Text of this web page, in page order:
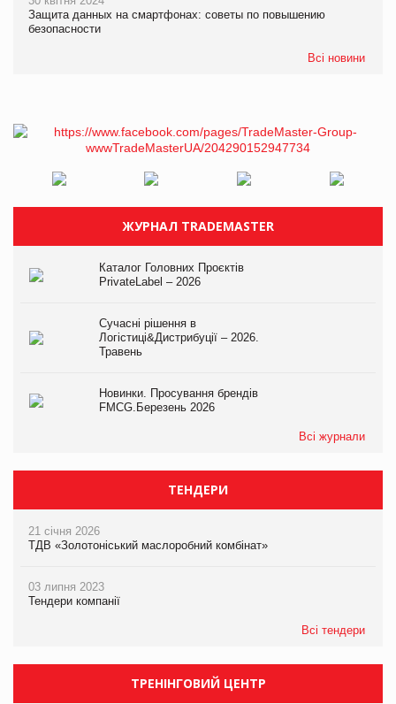
Защита данных на смартфонах: советы по повышению
безопасности
Всі новини
ЖУРНАЛ TRADEMASTER
Каталог Головних Проєктів
PrivateLabel – 2026
Сучасні рішення в
Логістиці&Дистрибуції – 2026.
Травень
Новинки. Просування брендів
FMCG.Березень 2026
Всі журнали
ТЕНДЕРИ
21 січня 2026
ТДВ «Золотоніський маслоробний комбінат»
03 липня 2023
Тендери компанії
Всі тендери
ТРЕНІНГОВИЙ ЦЕНТР